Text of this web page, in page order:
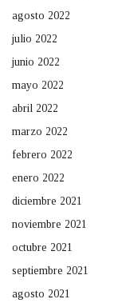
agosto 2022
julio 2022
junio 2022
mayo 2022
abril 2022
marzo 2022
febrero 2022
enero 2022
diciembre 2021
noviembre 2021
octubre 2021
septiembre 2021
agosto 2021